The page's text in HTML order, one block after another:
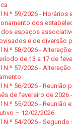
N.º 59/2026 - Horários
dos
dos espaços
e de diversão
N.º 58/2026 -
de 13 a 17 de
N.º 57/2026 -
N.º 56/2026 - Reunião
de fevereiro de 2026
N.º 55/2026 - Reunião
– 12/02/2026
N.º 54/2026 -